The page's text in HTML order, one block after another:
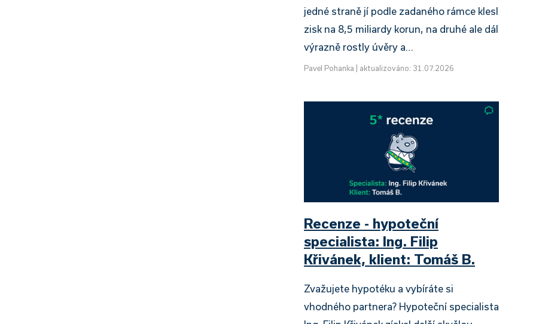
jedné straně jí podle zadaného rámce klesl
zisk na 8,5 miliardy korun, na druhé ale dál
výrazně rostly úvěry a…
Pavel Pohanka aktualizováno: 31.07.2026
Recenze - hypoteční
specialista: Ing. Filip
Křivánek, klient: Tomáš B.
Zvažujete hypotéku a vybíráte si
vhodného partnera? Hypoteční specialista